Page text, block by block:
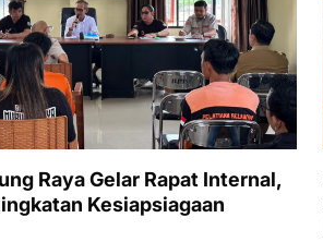
Raya Gelar Rapat Internal,
Kesiapsiagaan